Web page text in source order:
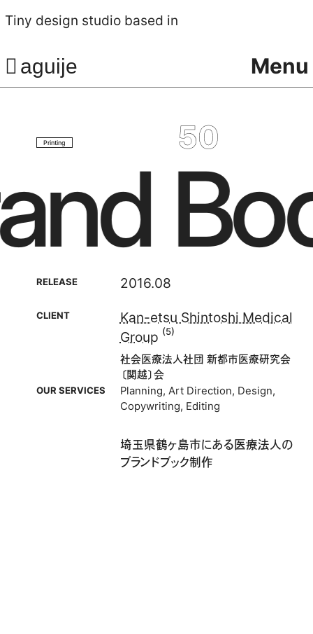
Tiny design studio based in
aguije Menu
Printing 50
RELEASE 2016.08
OUR SERVICES Planning, Art Direction, Design,
Copywriting, Editing
埼玉県鶴ヶ島市にある医療法人の
ブランドブック制作
CLIENT
Kan-etsu Shintoshi Medical
Group (5)
社会医療法人社団 新都市医療研究会
〔関越〕会